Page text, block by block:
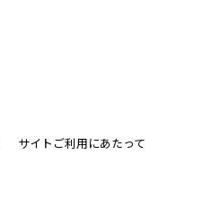
サイトご利用にあたって